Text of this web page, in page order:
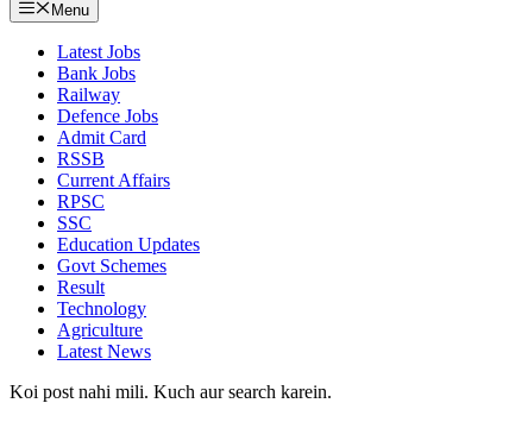
Menu
Latest Jobs
Bank Jobs
Railway
Defence Jobs
Admit Card
RSSB
Current Affairs
RPSC
SSC
Education Updates
Govt Schemes
Result
Technology
Agriculture
Latest News
Koi post nahi mili. Kuch aur search karein.